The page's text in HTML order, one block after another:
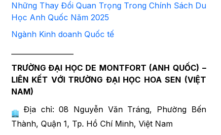
Những Thay Đổi Quan Trọng Trong Chính Sách Du
Học Anh Quốc Năm 2025
Ngành Kinh doanh Quốc tế
TRƯỜNG ĐẠI HỌC DE MONTFORT (ANH QUỐC) –
LIÊN KẾT VỚI TRƯỜNG ĐẠI HỌC HOA SEN (VIỆT
NAM)
Địa chỉ: 08 Nguyễn Văn Tráng, Phường Bến
Thành, Quận 1, Tp. Hồ Chí Minh, Việt Nam